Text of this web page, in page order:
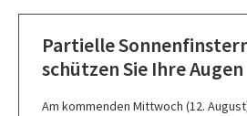
Partielle
schützen Sie Ihre Augen
Am kommenden Mittwoch (12.